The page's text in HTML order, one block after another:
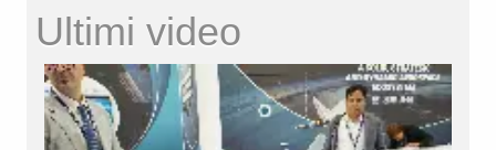
Ultimi video